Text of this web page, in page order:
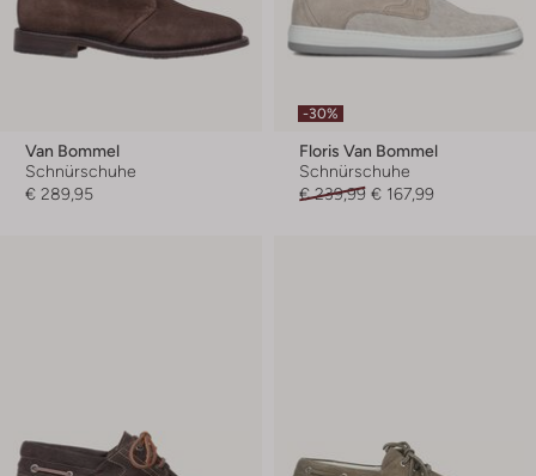
Van Bommel
Schnürschuhe
€ 289,95
-30%
Floris Van Bommel
Schnürschuhe
€ 239,99 € 167,99